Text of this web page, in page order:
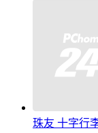
珠友 十字行